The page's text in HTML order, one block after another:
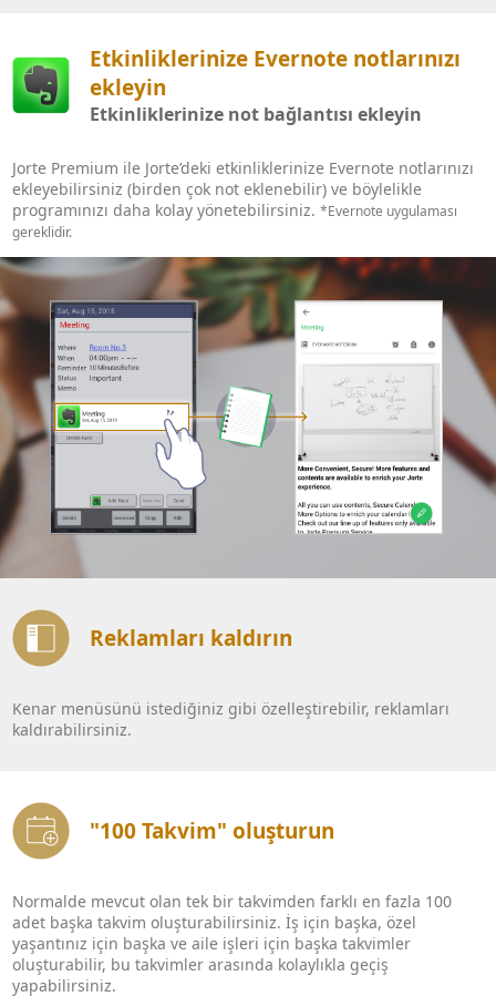
Etkinliklerinize Evernote notlarınızı
ekleyin
Etkinliklerinize not bağlantısı ekleyin
Jorte Premium ile Jorte’deki etkinliklerinize Evernote notlarınızı
ekleyebilirsiniz (birden çok not eklenebilir) ve böylelikle
programınızı daha kolay yönetebilirsiniz. *Evernote uygulaması
gereklidir.
Reklamları kaldırın
Kenar menüsünü istediğiniz gibi özelleştirebilir, reklamları
kaldırabilirsiniz.
"100 Takvim" oluşturun
Normalde mevcut olan tek bir takvimden farklı en fazla 100
adet başka takvim oluşturabilirsiniz. İş için başka, özel
yaşantınız için başka ve aile işleri için başka takvimler
oluşturabilir, bu takvimler arasında kolaylıkla geçiş
yapabilirsiniz.